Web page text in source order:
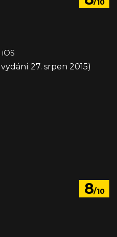
/10
27. srpen 2015)
8/10